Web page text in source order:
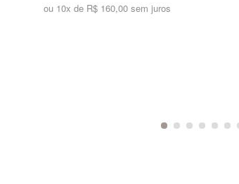
ou 10x de R$ 160,00 sem juros